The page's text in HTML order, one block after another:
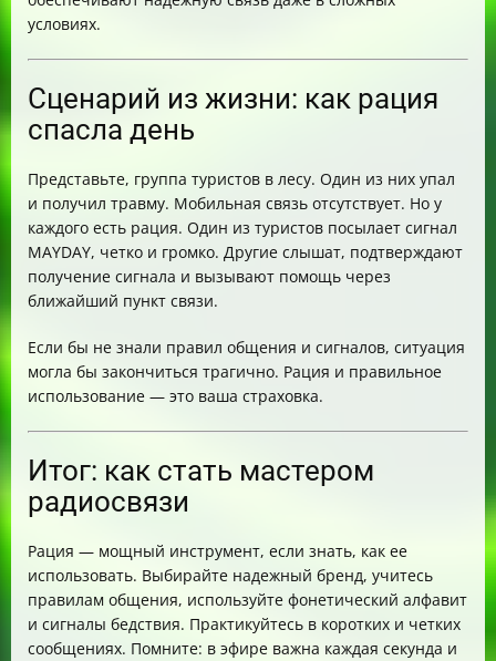
условиях.
Сценарий из жизни: как рация
спасла день
Представьте, группа туристов в лесу. Один из них упал
и получил травму. Мобильная связь отсутствует. Но у
каждого есть рация. Один из туристов посылает сигнал
MAYDAY, четко и громко. Другие слышат, подтверждают
получение сигнала и вызывают помощь через
ближайший пункт связи.
Если бы не знали правил общения и сигналов, ситуация
могла бы закончиться трагично. Рация и правильное
использование — это ваша страховка.
Итог: как стать мастером
радиосвязи
Рация — мощный инструмент, если знать, как ее
использовать. Выбирайте надежный бренд, учитесь
правилам общения, используйте фонетический алфавит
и сигналы бедствия. Практикуйтесь в коротких и четких
сообщениях. Помните: в эфире важна каждая секунда и